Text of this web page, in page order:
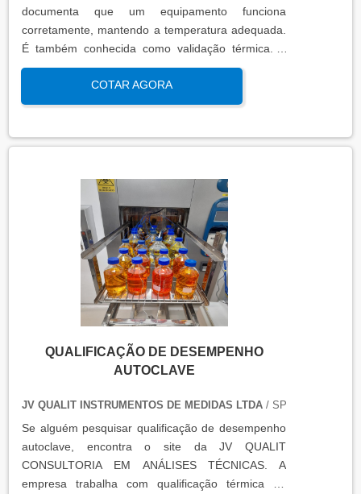
documenta que um equipamento funciona
corretamente, mantendo a temperatura adequada.
É também conhecida como validação térmica. A
qualificação térmica é importante para garantir a
qualidade e eficiência de equipamentos que
precisam de controle de temperatura. É aplicada a
produtos, como autoclaves, estufas, câmaras frias,
qualificação térmica é apresentado em um relatório
técnico que contém informações como gráficos,
certificados de calibração e a conclusão das
condições funcionais.
COTAR AGORA
QUALIFICAÇÃO DE DESEMPENHO
AUTOCLAVE
JV QUALIT INSTRUMENTOS DE MEDIDAS LTDA/ SP
Se alguém pesquisar qualificação de desempenho
autoclave, encontra o site da JV QUALIT
CONSULTORIA EM ANÁLISES TÉCNICAS. A
empresa trabalha com qualificação térmica de